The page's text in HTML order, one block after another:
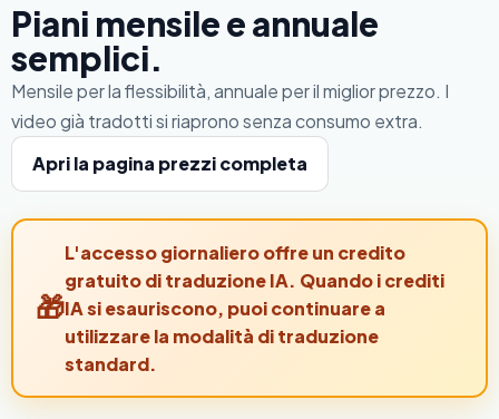
Piani mensile e annuale
semplici.
Mensile per la flessibilità, annuale per il miglior prezzo. I
video già tradotti si riaprono senza consumo extra.
Apri la pagina prezzi completa
L'accesso giornaliero offre un credito
gratuito di traduzione IA. Quando i crediti
IA si esauriscono, puoi continuare a
utilizzare la modalità di traduzione
standard.